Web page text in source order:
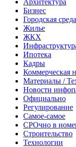
Архитектура
Бизнес
Городская среда
Жилье
ЖКХ
Ипотека
Кадры
Коммерческая
Материалы /
Новости
Официально
Регулирование
Самое-самое
СРОчно в
Строительство
Технологии